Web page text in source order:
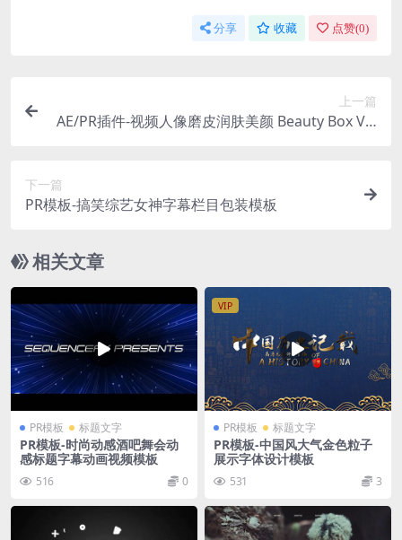
分享 收藏 点赞(0)
上一篇
AE/PR插件-视频人像磨皮润肤美颜 Beauty Box V6.
下一篇
PR模板-搞笑综艺女神字幕栏目包装模板
相关文章
PR模板 标题文字
PR模板-时尚动感酒吧舞会动
感标题字幕动画视频模板
516 0
VIP
PR模板 标题文字
PR模板-中国风大气金色粒子
展示字体设计模板
531 3